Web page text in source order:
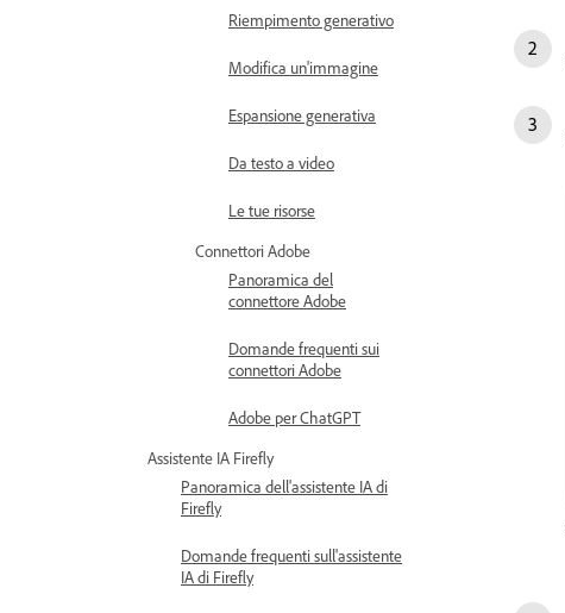
Riempimento generativo
Modifica un'immagine
Espansione generativa
Da testo a video
Le tue risorse
Connettori Adobe
Panoramica del
connettore Adobe
Domande frequenti sui
connettori Adobe
Adobe per ChatGPT
Assistente IA Firefly
Panoramica dell'assistente IA di
Firefly
Domande frequenti sull'assistente
IA di Firefly